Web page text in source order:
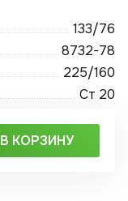
133/76
8732-78
225/160
Ст 20
В КОРЗИНУ